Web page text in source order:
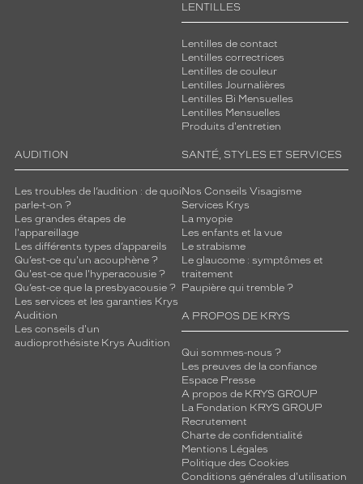
LENTILLES
Lentilles de contact
Lentilles correctrices
Lentilles de couleur
Lentilles Journalières
Lentilles Bi Mensuelles
Lentilles Mensuelles
Produits d'entretien
AUDITION
Les troubles de l’audition : de quoi
parle-t-on ?
Les grandes étapes de
l'appareillage
Les différents types d’appareils
Qu’est-ce qu'un acouphène ?
Qu'est-ce que l'hyperacousie ?
Qu’est-ce que la presbyacousie ?
Les services et les garanties Krys
Audition
Les conseils d'un
audioprothésiste Krys Audition
SANTÉ, STYLES ET SERVICES
Nos Conseils Visagisme
Services Krys
La myopie
Les enfants et la vue
Le strabisme
Le glaucome : symptômes et
traitement
Paupière qui tremble ?
A PROPOS DE KRYS
Qui sommes-nous ?
Les preuves de la confiance
Espace Presse
A propos de KRYS GROUP
La Fondation KRYS GROUP
Recrutement
Charte de confidentialité
Mentions Légales
Politique des Cookies
Conditions générales d'utilisation